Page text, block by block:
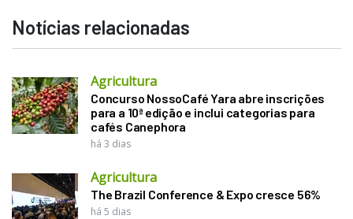
Notícias relacionadas
Agricultura
Concurso NossoCafé Yara abre inscrições
para a 10ª edição e inclui categorias para
cafés Canephora
há 3 dias
Agricultura
The Brazil Conference & Expo cresce 56%
há 5 dias